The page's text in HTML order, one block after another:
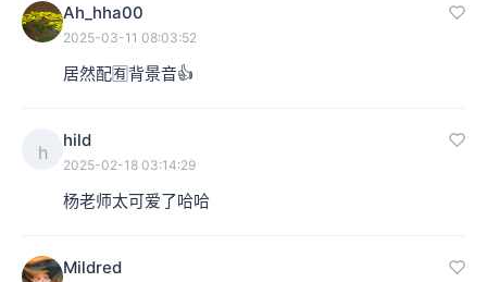
Ah_hha00
2025-03-11 08:03:52
居然配🈶背景音👍
h
hild
2025-02-18 03:14:29
杨老师太可爱了哈哈
Mildred